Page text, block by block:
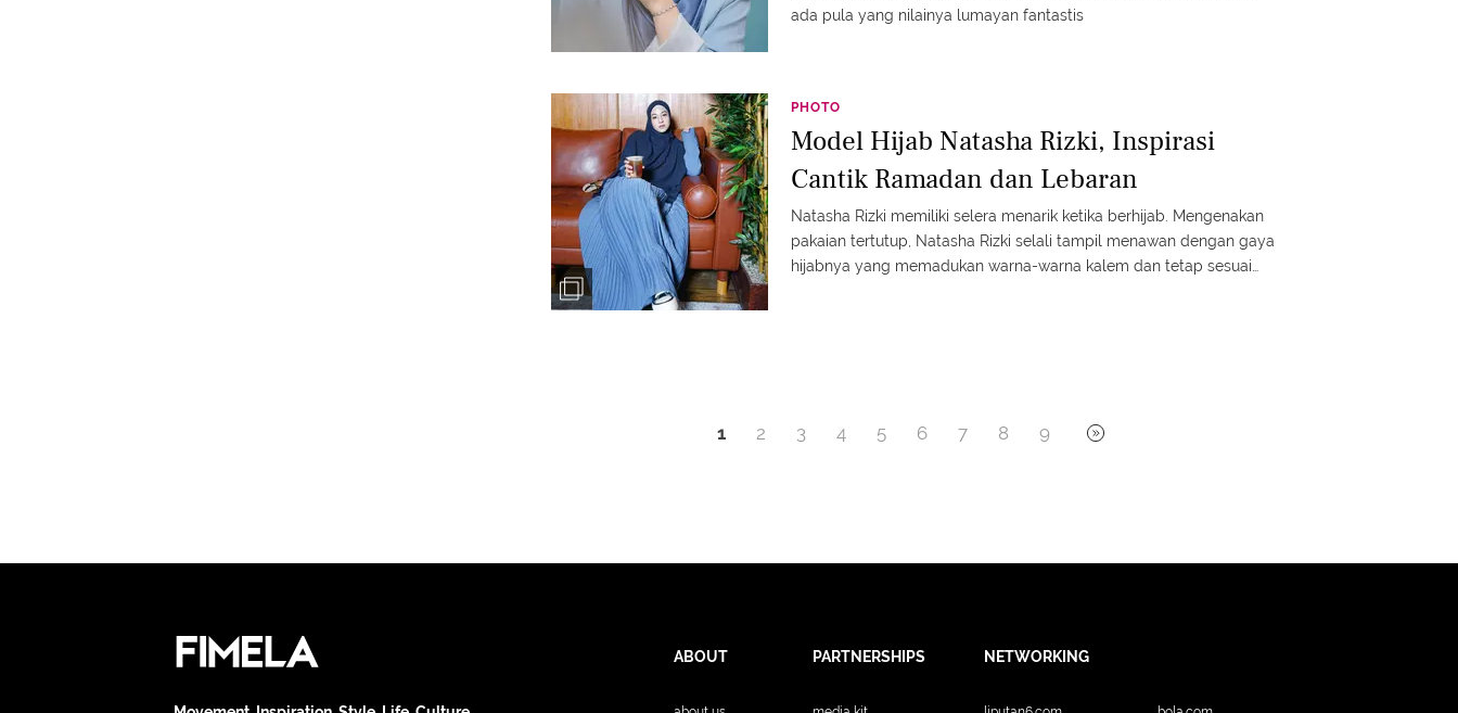
ada pula yang nilainya lumayan fantastis
PHOTO
Model Hijab Natasha Rizki, Inspirasi
Cantik Ramadan dan Lebaran
Natasha Rizki memiliki selera menarik ketika berhijab. Mengenakan
pakaian tertutup, Natasha Rizki selali tampil menawan dengan gaya
hijabnya yang memadukan warna-warna kalem dan tetap sesuai
1 2 3 4 5 6 7 8 9
ABOUT PARTNERSHIPS NETWORKING